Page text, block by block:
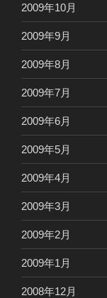
2009年10月
2009年9月
2009年8月
2009年7月
2009年6月
2009年5月
2009年4月
2009年3月
2009年2月
2009年1月
2008年12月